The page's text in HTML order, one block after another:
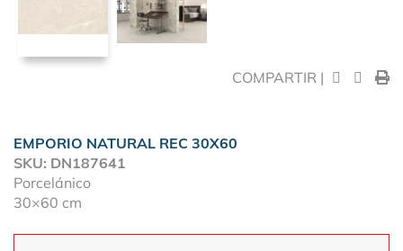
COMPARTIR |
EMPORIO NATURAL REC 30X60
SKU: DN187641
Porcelánico
30×60 cm